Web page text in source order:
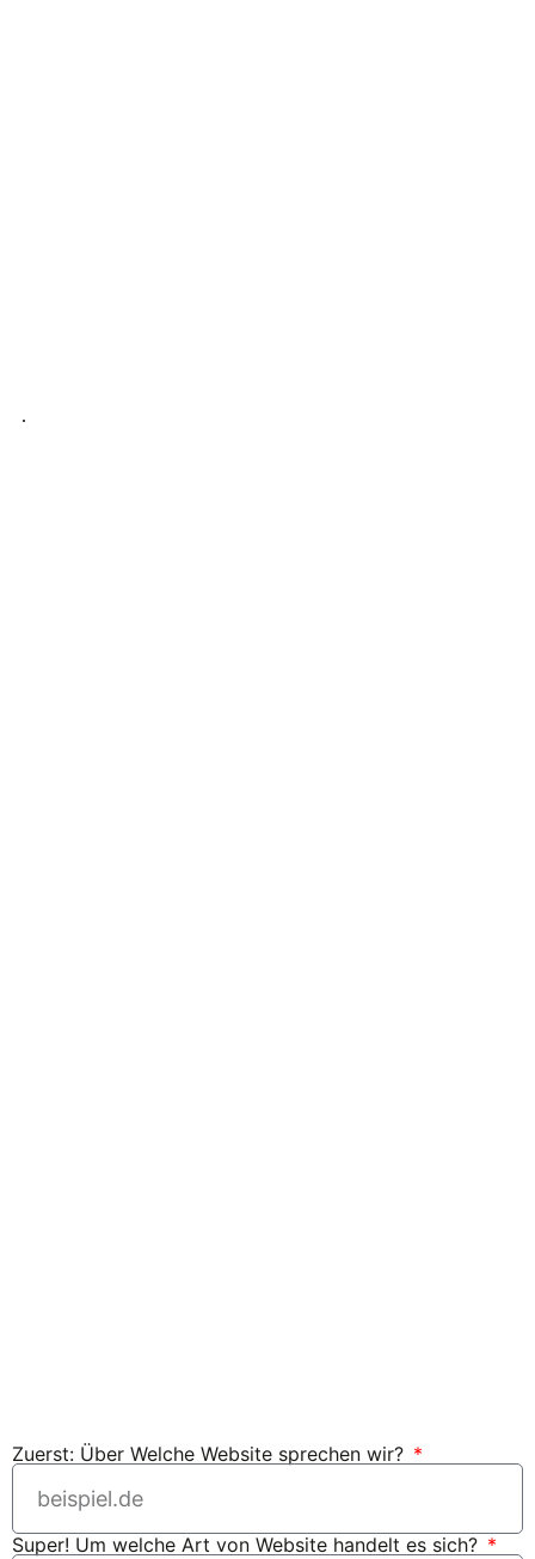
Zuerst: Über Welche Website sprechen wir?
Super! Um welche Art von Website handelt es sich?